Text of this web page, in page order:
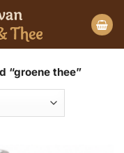
“groene thee”